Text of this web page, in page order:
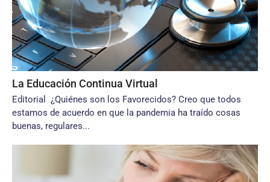
La Educación Continua Virtual
Editorial ¿Quiénes son los Favorecidos? Creo que todos
estamos de acuerdo en que la pandemia ha traído cosas
buenas, regulares...